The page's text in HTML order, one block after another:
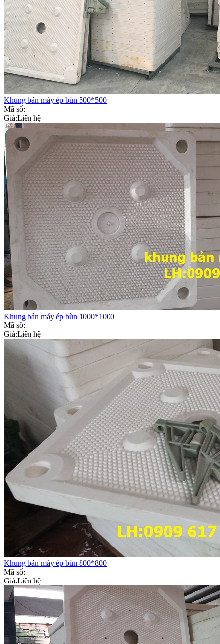
Khung bản máy ép bùn 500*500
Mã số:
Giá:Liên hệ
Khung bản máy ép bùn 1000*1000
Mã số:
Giá:Liên hệ
Khung bản máy ép bùn 800*800
Mã số:
Giá:Liên hệ